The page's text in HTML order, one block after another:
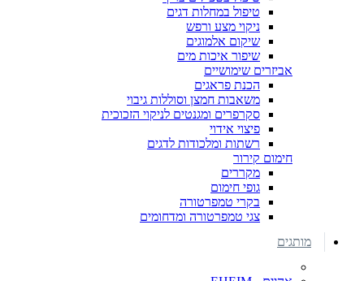
טיפול במחלות דגים
ניקוי מצע ורפש
שיקום אלמוגים
שיפור איכות מים
אביזרים שימושיים
הכנת פראגים
משאבות חמצן וסוללות גיבוי
סקרפרים ומגנטים לניקוי הזכוכית
פיצוי אידוי
רשתות ומלכודות לדגים
חימום קירור
מקררים
גופי חימום
בקרי טמפרטורה
צגי טמפרטורה ומדחומים
מותגים